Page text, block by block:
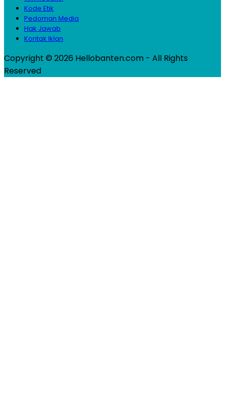
Kode Etik
Pedoman Media
Hak Jawab
Kontak Iklan
Copyright © 2026 Hellobanten.com - All Rights
Reserved